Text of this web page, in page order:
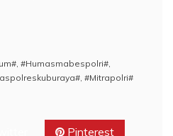
#Humasmabespolri#
#Mitrapolri#
Pinterest